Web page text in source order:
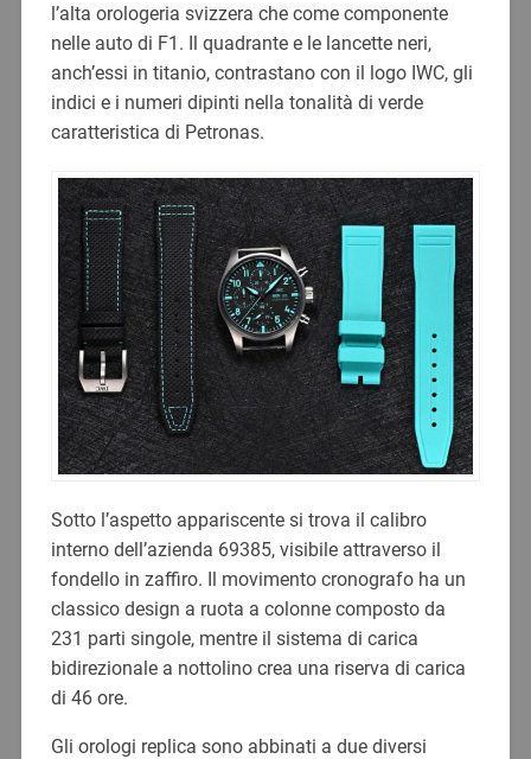
l’alta orologeria svizzera che come componente
nelle auto di F1. Il quadrante e le lancette neri,
anch’essi in titanio, contrastano con il logo IWC, gli
indici e i numeri dipinti nella tonalità di verde
caratteristica di Petronas.
Sotto l’aspetto appariscente si trova il calibro
interno dell’azienda 69385, visibile attraverso il
fondello in zaffiro. Il movimento cronografo ha un
classico design a ruota a colonne composto da
231 parti singole, mentre il sistema di carica
bidirezionale a nottolino crea una riserva di carica
di 46 ore.
Gli orologi replica sono abbinati a due diversi